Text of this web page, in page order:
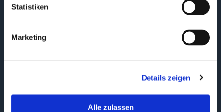
Statistiken
Marketing
Details zeigen
Alle zulassen